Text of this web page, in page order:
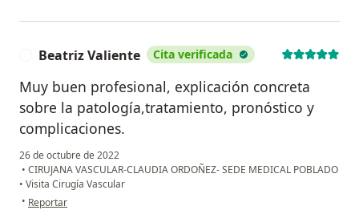
Beatriz Valiente Cita verificada
Muy buen profesional, explicación concreta
sobre la patología,tratamiento, pronóstico y
complicaciones.
26 de octubre de 2022
• CIRUJANA VASCULAR-CLAUDIA ORDOÑEZ- SEDE MEDICAL POBLADO
• Visita Cirugía Vascular
• en opinión del usuario Beatriz Valiente
Reportar